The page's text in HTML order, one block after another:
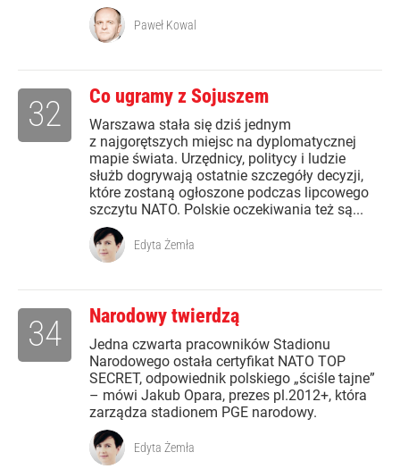
Paweł Kowal
Co ugramy z Sojuszem
Warszawa stała się dziś jednym
z najgorętszych miejsc na dyplomatycznej
mapie świata. Urzędnicy, politycy i ludzie
służb dogrywają ostatnie szczegóły decyzji,
które zostaną ogłoszone podczas lipcowego
szczytu NATO. Polskie oczekiwania też są...
32
Edyta Żemła
Narodowy twierdzą
Jedna czwarta pracowników Stadionu
Narodowego ostała certyfikat NATO TOP
SECRET, odpowiednik polskiego „ściśle tajne”
– mówi Jakub Opara, prezes pl.2012+, która
zarządza stadionem PGE narodowy.
34
Edyta Żemła